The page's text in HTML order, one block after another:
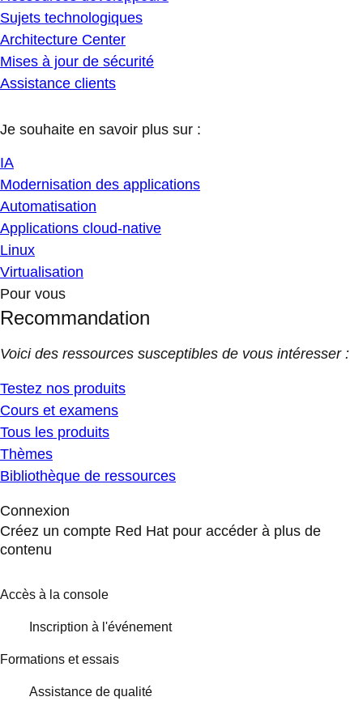
Sujets technologiques
Architecture Center
Mises à jour de sécurité
Assistance clients
Je souhaite en savoir plus sur :
IA
Modernisation des applications
Automatisation
Applications cloud-native
Linux
Virtualisation
Pour vous
Recommandation
Voici des ressources susceptibles de vous intéresser :
Testez nos produits
Cours et examens
Tous les produits
Thèmes
Bibliothèque de ressources
Connexion
Créez un compte Red Hat pour accéder à plus de
contenu
Accès à la console
Inscription à l'événement
Formations et essais
Assistance de qualité